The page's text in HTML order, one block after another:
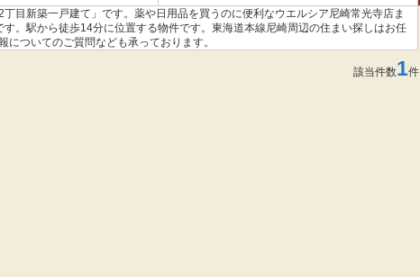
目新築一戸建て」です。薬や日用品を買うのに便利なウエルシア尼崎常光寺店ま
。駅から徒歩14分に位置する物件です。東海道本線尼崎周辺の住まい探しはお任
ついてのご質問なども承っております。
該当件数1件